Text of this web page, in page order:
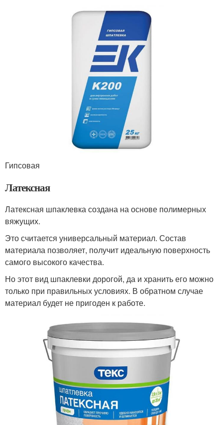
Гипсовая
Латексная
Латексная шпаклевка создана на основе полимерных
вяжущих.
Это считается универсальный материал. Состав
материала позволяет, получит идеальную поверхность
самого высокого качества.
Но этот вид шпаклевки дорогой, да и хранить его можно
только при правильных условиях. В обратном случае
материал будет не пригоден к работе.